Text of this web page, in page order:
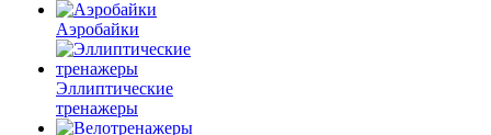
Аэробайки
Эллиптические
тренажеры